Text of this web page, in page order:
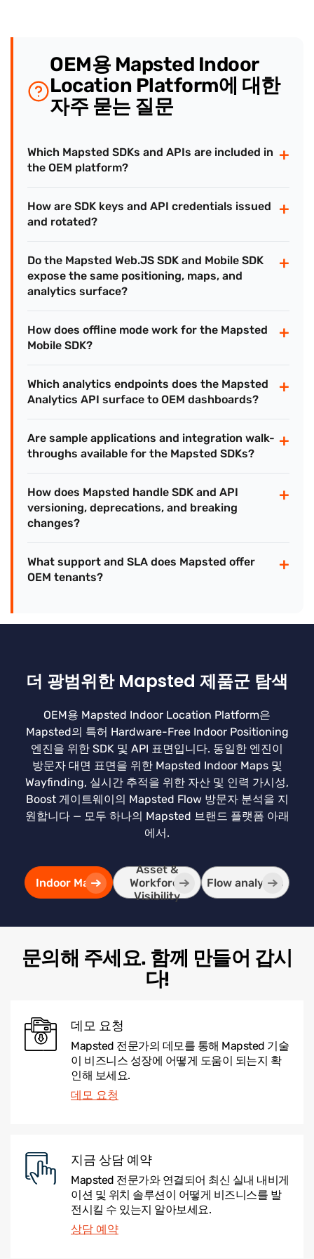
OEM용 Mapsted Indoor
Location Platform에 대한
자주 묻는 질문
Which Mapsted SDKs and APIs are included in
the OEM platform?
+
How are SDK keys and API credentials issued
and rotated?
+
Do the Mapsted Web.JS SDK and Mobile SDK
expose the same positioning, maps, and
analytics surface?
+
How does offline mode work for the Mapsted
Mobile SDK?
+
Which analytics endpoints does the Mapsted
Analytics API surface to OEM dashboards?
+
Are sample applications and integration walk-
throughs available for the Mapsted SDKs?
+
How does Mapsted handle SDK and API
versioning, deprecations, and breaking
changes?
+
What support and SLA does Mapsted offer
OEM tenants?
+
더 광범위한 Mapsted 제품군 탐색
OEM용 Mapsted Indoor Location Platform은
Mapsted의 특허 Hardware-Free Indoor Positioning
엔진을 위한 SDK 및 API 표면입니다. 동일한 엔진이
방문자 대면 표면을 위한 Mapsted Indoor Maps 및
Wayfinding, 실시간 추적을 위한 자산 및 인력 가시성,
Boost 게이트웨이의 Mapsted Flow 방문자 분석을 지
원합니다 — 모두 하나의 Mapsted 브랜드 플랫폼 아래
에서.
Indoor Maps
Asset &
Workforce
Visibility
Flow analytics
문의해 주세요. 함께 만들어 갑시
다!
데모 요청
Mapsted 전문가의 데모를 통해 Mapsted 기술
이 비즈니스 성장에 어떻게 도움이 되는지 확
인해 보세요.
데모 요청
지금 상담 예약
Mapsted 전문가와 연결되어 최신 실내 내비게
이션 및 위치 솔루션이 어떻게 비즈니스를 발
전시킬 수 있는지 알아보세요.
상담 예약